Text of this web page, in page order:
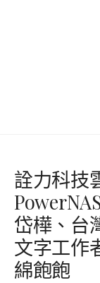
詮力科技
岱樺、台
文字工作
綿飽飽